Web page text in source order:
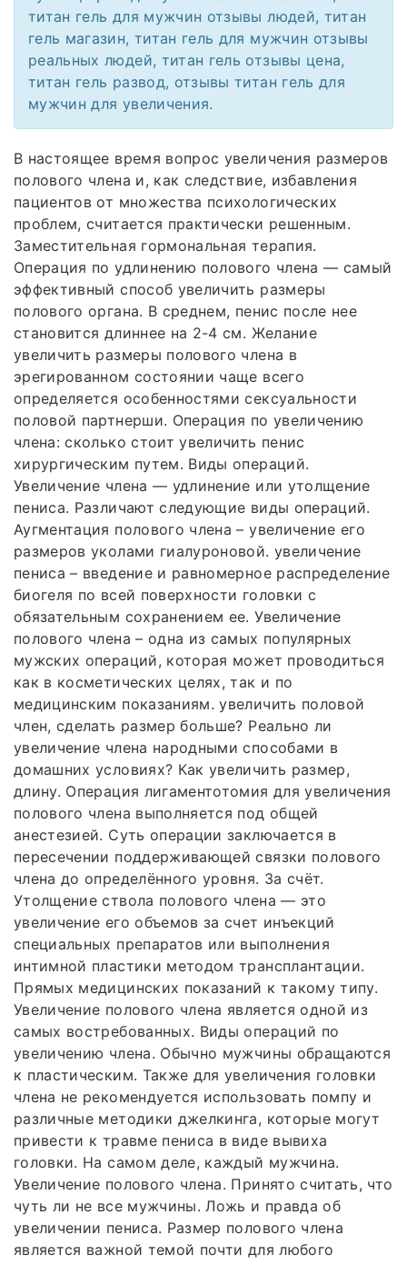
титан гель для мужчин отзывы людей, титан
гель магазин, титан гель для мужчин отзывы
реальных людей, титан гель отзывы цена,
титан гель развод, отзывы титан гель для
мужчин для увеличения.
В настоящее время вопрос увеличения размеров
полового члена и, как следствие, избавления
пациентов от множества психологических
проблем, считается практически решенным.
Заместительная гормональная терапия.
Операция по удлинению полового члена — самый
эффективный способ увеличить размеры
полового органа. В среднем, пенис после нее
становится длиннее на 2-4 см. Желание
увеличить размеры полового члена в
эрегированном состоянии чаще всего
определяется особенностями сексуальности
половой партнерши. Операция по увеличению
члена: сколько стоит увеличить пенис
хирургическим путем. Виды операций.
Увеличение члена — удлинение или утолщение
пениса. Различают следующие виды операций.
Аугментация полового члена – увеличение его
размеров уколами гиалуроновой. увеличение
пениса – введение и равномерное распределение
биогеля по всей поверхности головки с
обязательным сохранением ее. Увеличение
полового члена – одна из самых популярных
мужских операций, которая может проводиться
как в косметических целях, так и по
медицинским показаниям. увеличить половой
член, сделать размер больше? Реально ли
увеличение члена народными способами в
домашних условиях? Как увеличить размер,
длину. Операция лигаментотомия для увеличения
полового члена выполняется под общей
анестезией. Суть операции заключается в
пересечении поддерживающей связки полового
члена до определённого уровня. За счёт.
Утолщение ствола полового члена — это
увеличение его объемов за счет инъекций
специальных препаратов или выполнения
интимной пластики методом трансплантации.
Прямых медицинских показаний к такому типу.
Увеличение полового члена является одной из
самых востребованных. Виды операций по
увеличению члена. Обычно мужчины обращаются
к пластическим. Также для увеличения головки
члена не рекомендуется использовать помпу и
различные методики джелкинга, которые могут
привести к травме пениса в виде вывиха
головки. На самом деле, каждый мужчина.
Увеличение полового члена. Принято считать, что
чуть ли не все мужчины. Ложь и правда об
увеличении пениса. Размер полового члена
является важной темой почти для любого